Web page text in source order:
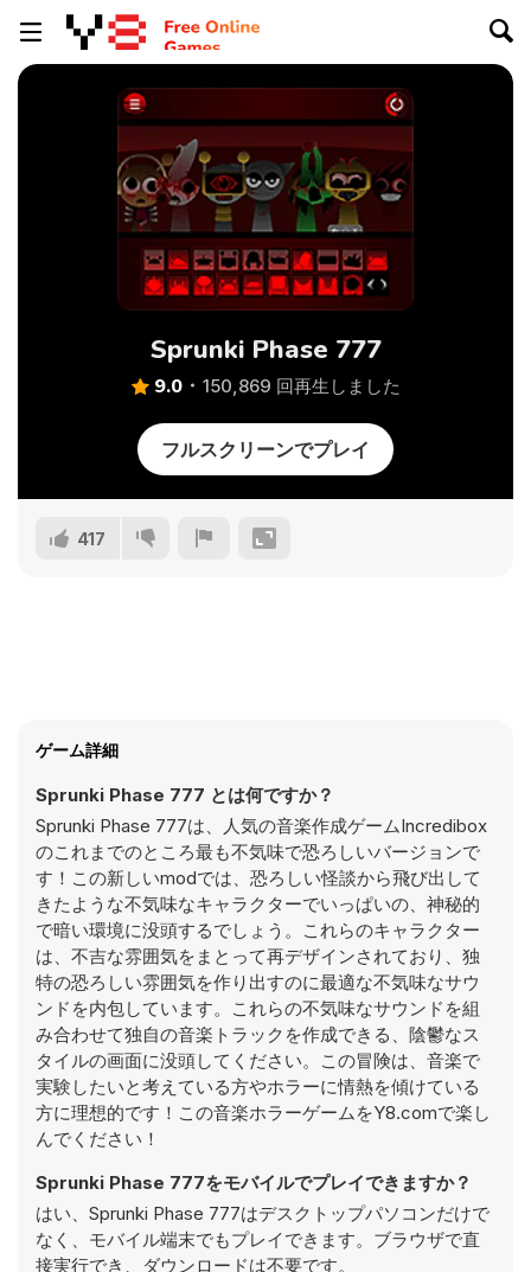
Sprunki Phase 777
9.0 150,869 回再生しました
フルスクリーンでプレイ
417
ゲーム詳細
Sprunki Phase 777 とは何ですか？
Sprunki Phase 777は、人気の音楽作成ゲームIncredibox
のこれまでのところ最も不気味で恐ろしいバージョンで
す！この新しいmodでは、恐ろしい怪談から飛び出して
きたような不気味なキャラクターでいっぱいの、神秘的
で暗い環境に没頭するでしょう。これらのキャラクター
は、不吉な雰囲気をまとって再デザインされており、独
特の恐ろしい雰囲気を作り出すのに最適な不気味なサウ
ンドを内包しています。これらの不気味なサウンドを組
み合わせて独自の音楽トラックを作成できる、陰鬱なス
タイルの画面に没頭してください。この冒険は、音楽で
実験したいと考えている方やホラーに情熱を傾けている
方に理想的です！この音楽ホラーゲームをY8.comで楽し
んでください！
Sprunki Phase 777をモバイルでプレイできますか？
はい、Sprunki Phase 777はデスクトップパソコンだけで
なく、モバイル端末でもプレイできます。ブラウザで直
接実行でき、ダウンロードは不要です。